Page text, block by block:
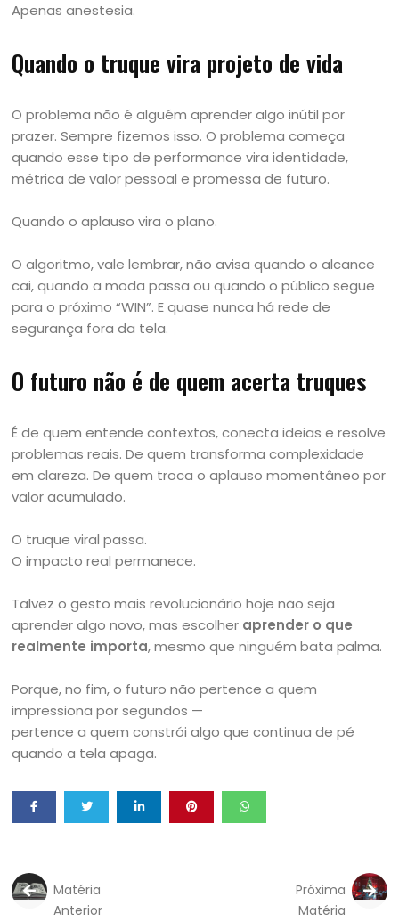
Apenas anestesia.
Quando o truque vira projeto de vida
O problema não é alguém aprender algo inútil por
prazer. Sempre fizemos isso. O problema começa
quando esse tipo de performance vira identidade,
métrica de valor pessoal e promessa de futuro.
Quando o aplauso vira o plano.
O algoritmo, vale lembrar, não avisa quando o alcance
cai, quando a moda passa ou quando o público segue
para o próximo “WIN”. E quase nunca há rede de
segurança fora da tela.
O futuro não é de quem acerta truques
É de quem entende contextos, conecta ideias e resolve
problemas reais. De quem transforma complexidade
em clareza. De quem troca o aplauso momentâneo por
valor acumulado.
O truque viral passa.
O impacto real permanece.
Talvez o gesto mais revolucionário hoje não seja
aprender algo novo, mas escolher aprender o que
realmente importa, mesmo que ninguém bata palma.
Porque, no fim, o futuro não pertence a quem
impressiona por segundos —
pertence a quem constrói algo que continua de pé
quando a tela apaga.
Matéria
Anterior
Próxima
Matéria